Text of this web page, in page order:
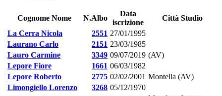
Cognome Nome N.Albo
Data
iscrizione
Città Studio
La Cerra Nicola
2551 27/01/1995
Laurano Carlo
2151 23/03/1985
Lauro Carmine
3349 09/07/2019 (AV)
Lepore Fiore
1661 06/03/1982
Lepore Roberto
2775 02/02/2001 Montella (AV)
Limongiello Lorenzo
3268 05/12/1970